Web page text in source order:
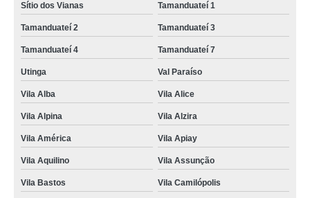
Sítio dos Vianas Tamanduateí 1
Tamanduateí 2 Tamanduateí 3
Tamanduateí 4 Tamanduateí 7
Utinga Val Paraíso
Vila Alba Vila Alice
Vila Alpina Vila Alzira
Vila América Vila Apiay
Vila Aquilino Vila Assunção
Vila Bastos Vila Camilópolis